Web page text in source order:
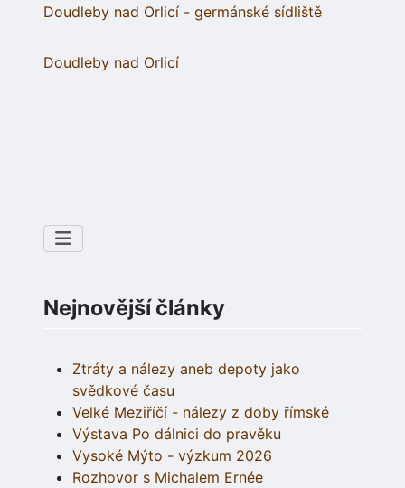
Doudleby nad Orlicí - germánské sídliště
Doudleby nad Orlicí
Nejnovější články
Ztráty a nálezy aneb depoty jako
svědkové času
Velké Meziříčí - nálezy z doby římské
Výstava Po dálnici do pravěku
Vysoké Mýto - výzkum 2026
Rozhovor s Michalem Ernée